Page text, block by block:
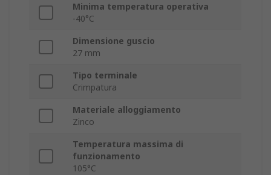
Minima temperatura operativa
-40°C
Dimensione guscio
27 mm
Tipo terminale
Crimpatura
Materiale alloggiamento
Zinco
Temperatura massima di
funzionamento
105°C